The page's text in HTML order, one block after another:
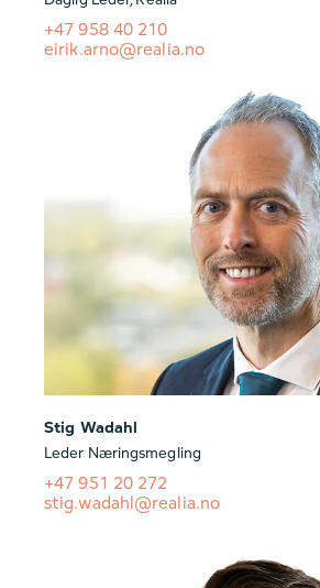
+47 958 40 210
eirik.arno@realia.no
Stig Wadahl
Leder Næringsmegling
+47 951 20 272
stig.wadahl@realia.no